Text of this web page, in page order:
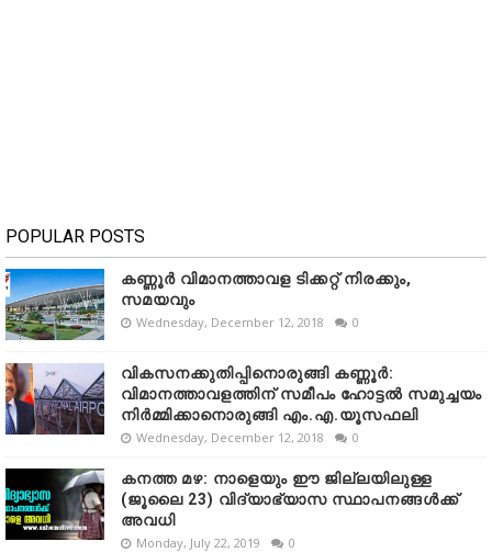
POPULAR POSTS
കണ്ണൂർ വിമാനത്താവള ടിക്കറ്റ് നിരക്കും,
സമയവും
Wednesday, December 12, 2018 0
വികസനക്കുതിപ്പിനൊരുങ്ങി കണ്ണൂർ:
വിമാനത്താവളത്തിന് സമീപം ഹോട്ടൽ സമുച്ചയം
നിർമ്മിക്കാനൊരുങ്ങി എം.എ.യൂസഫലി
Wednesday, December 12, 2018 0
കനത്ത മഴ: നാളെയും ഈ ജില്ലയിലുള്ള
(ജൂലൈ 23) വിദ്യാഭ്യാസ സ്ഥാപനങ്ങൾക്ക്
അവധി
Monday, July 22, 2019 0